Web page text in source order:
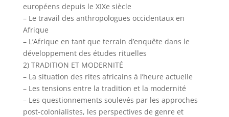
européens depuis le XIXe siècle
– Le travail des anthropologues occidentaux en
Afrique
– L’Afrique en tant que terrain d’enquête dans le
développement des études rituelles
2) TRADITION ET MODERNITÉ
– La situation des rites africains à l’heure actuelle
– Les tensions entre la tradition et la modernité
– Les questionnements soulevés par les approches
post-colonialistes, les perspectives de genre et